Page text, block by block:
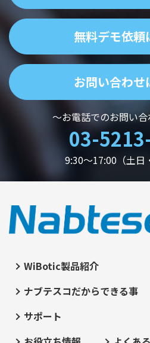
無料デモ依頼
お問い合わせ
～お電話でのお問い
03-
9:30～17:00（土日
WiBotic製品紹介
ナブテスコだからできる事
サポート